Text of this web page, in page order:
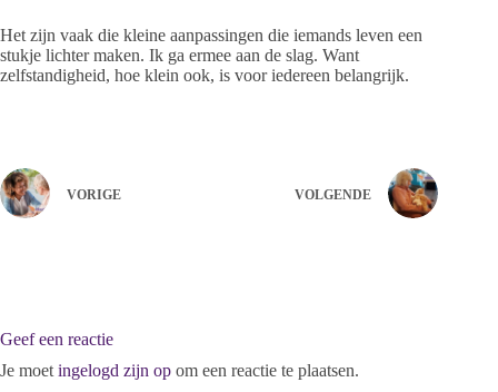
Het zijn vaak die kleine aanpassingen die iemands leven een
stukje lichter maken. Ik ga ermee aan de slag. Want
zelfstandigheid, hoe klein ook, is voor iedereen belangrijk.
VORIGE VOLGENDE
Geef een reactie
Je moet ingelogd zijn op om een reactie te plaatsen.